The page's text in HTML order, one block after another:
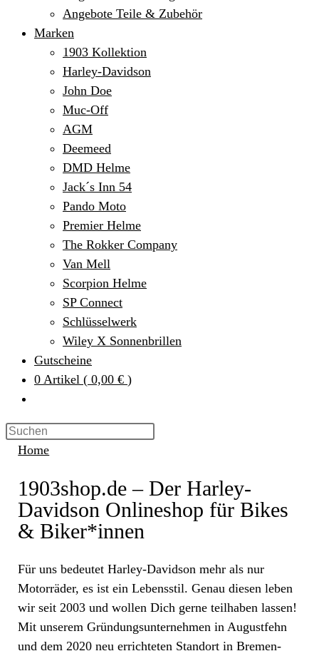
Angebote Teile & Zubehör
Marken
1903 Kollektion
Harley-Davidson
John Doe
Muc-Off
AGM
Deemeed
DMD Helme
Jack´s Inn 54
Pando Moto
Premier Helme
The Rokker Company
Van Mell
Scorpion Helme
SP Connect
Schlüsselwerk
Wiley X Sonnenbrillen
Gutscheine
0 Artikel ( 0,00 € )
Home
1903shop.de – Der Harley-
Davidson Onlineshop für Bikes
& Biker*innen
Für uns bedeutet Harley-Davidson mehr als nur
Motorräder, es ist ein Lebensstil. Genau diesen leben
wir seit 2003 und wollen Dich gerne teilhaben lassen!
Mit unserem Gründungsunternehmen in Augustfehn
und dem 2020 neu errichteten Standort in Bremen-